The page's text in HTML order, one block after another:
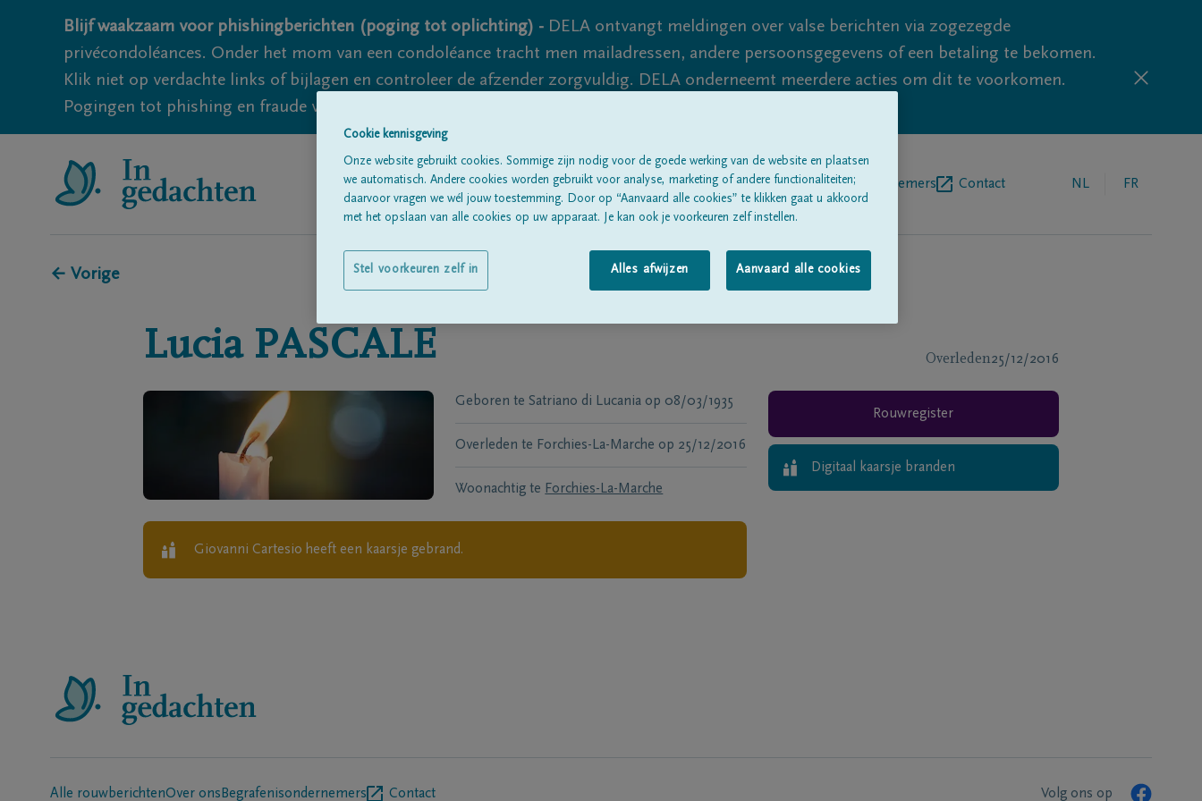
Blijf waakzaam voor phishingberichten (poging tot oplichting) - DELA ontvangt meldingen over valse berichten via zogezegde
privécondoléances. Onder het mom van een condoléance tracht men mailadressen, andere persoonsgegevens of een betaling te bekomen.
Klik niet op verdachte links of bijlagen en controleer de afzender zorgvuldig. DELA onderneemt meerdere acties om dit te voorkomen.
Pogingen tot phishing en fraude vallen echter nooit volledig uit te sluiten, dus blijf waakzaam.
Alle rouwberichten Over onsBegrafenisondernemers Contact NL FR
← Vorige
Lucia PASCALE Overleden25/12/2016
Geboren te Satriano di Lucania op 08/03/1935
Overleden te Forchies-La-Marche op 25/12/2016
Woonachtig te Forchies-La-Marche
Giovanni Cartesio heeft een kaarsje gebrand.
Rouwregister
Digitaal kaarsje branden
Alle rouwberichtenOver ons Begrafenisondernemers Contact Volg ons op
Cookie kennisgeving
Onze website gebruikt cookies. Sommige zijn nodig voor de goede werking van de website en plaatsen
we automatisch. Andere cookies worden gebruikt voor analyse, marketing of andere functionaliteiten;
daarvoor vragen we wél jouw toestemming. Door op “Aanvaard alle cookies” te klikken gaat u akkoord
met het opslaan van alle cookies op uw apparaat. Je kan ook je voorkeuren zelf instellen.
Alles afwijzen Aanvaard alle cookies
Stel voorkeuren zelf in